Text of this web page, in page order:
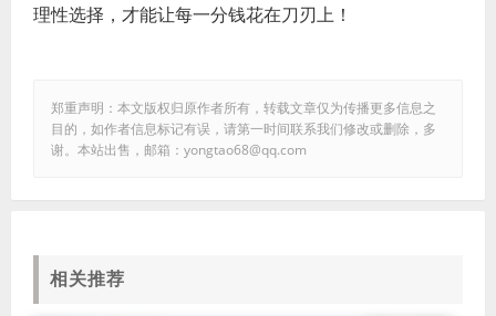
理性选择，才能让每一分钱花在刀刃上！
郑重声明：本文版权归原作者所有，转载文章仅为传播更多信息之
目的，如作者信息标记有误，请第一时间联系我们修改或删除，多
谢。本站出售，邮箱：yongtao68@qq.com
相关推荐